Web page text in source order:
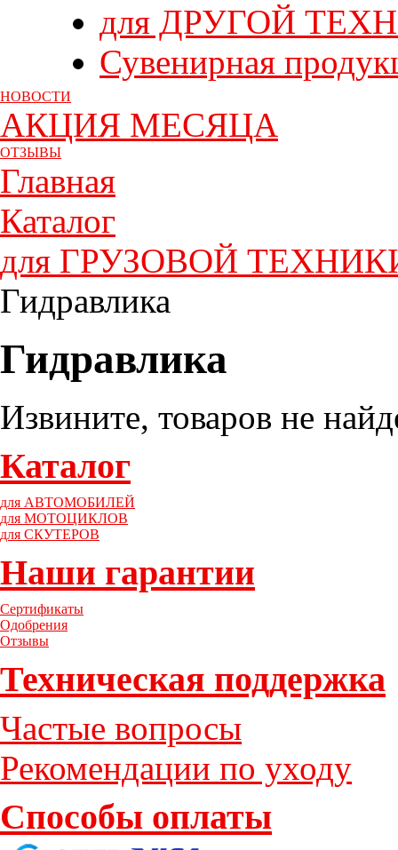
для ДРУГОЙ
Сувенирная
НОВОСТИ
АКЦИЯ МЕСЯЦА
ОТЗЫВЫ
Главная
Каталог
для ГРУЗОВОЙ
Гидравлика
Гидравлика
Извините, товаров не
Каталог
для АВТОМОБИЛЕЙ
для МОТОЦИКЛОВ
для СКУТЕРОВ
Наши гарантии
Сертификаты
Одобрения
Отзывы
Техническая поддержка
Частые вопросы
Рекомендации по уходу
Способы оплаты